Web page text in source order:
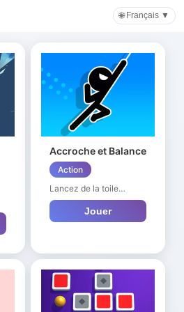
🌐 Français ▼
Accroche et Balance
Action
Lancez de la toile
d'araignée, accrochez-
vous à chaque point
d'appui, continuez à
pour lancer de la toile
vous à une ancre,
relâchez le doigt au bon
moment, approchez-
Jouer